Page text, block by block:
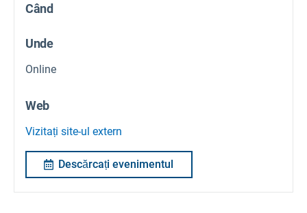
Când
Unde
Online
Web
Vizitați site-ul extern
Descărcați evenimentul